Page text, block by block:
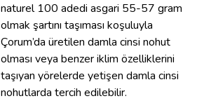
naturel 100 adedi asgari 55-57 gram
olmak şartını taşıması koşuluyla
Çorum’da üretilen damla cinsi nohut
olması veya benzer iklim özelliklerini
taşıyan yörelerde yetişen damla cinsi
nohutlarda tercih edilebilir.